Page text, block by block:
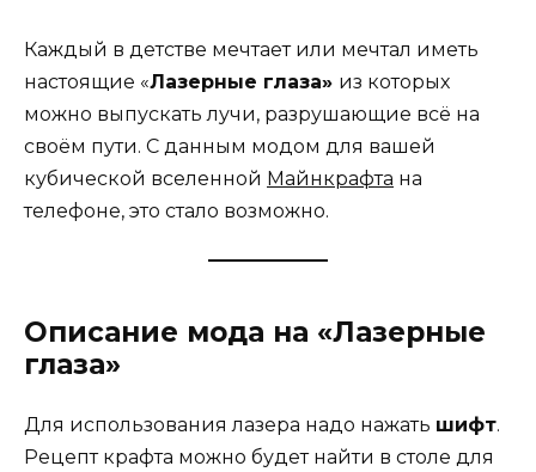
Каждый в детстве мечтает или мечтал иметь
настоящие «Лазерные глаза» из которых
можно выпускать лучи, разрушающие всё на
своём пути. С данным модом для вашей
кубической вселенной Майнкрафта на
телефоне, это стало возможно.
Описание мода на «Лазерные
глаза»
Для использования лазера надо нажать шифт.
Рецепт крафта можно будет найти в столе для